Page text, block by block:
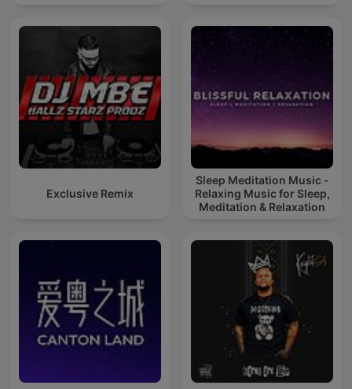
Exclusive Remix
Sleep Meditation Music -
Relaxing Music for Sleep,
Meditation & Relaxation